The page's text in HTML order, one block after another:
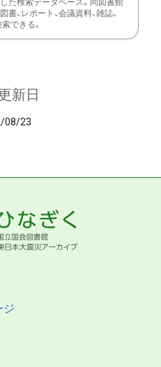
た検索データベース。同図書館
書、レポート、会議資料、雑誌、
できる。
新日
08/23
ジ